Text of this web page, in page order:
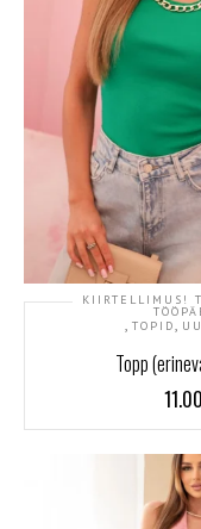
KIIRTELLIMUS!
, TOPID,
Topp
11.00